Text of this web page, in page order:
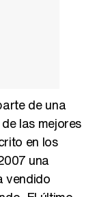
de una
las mejores
en los
una
vendido